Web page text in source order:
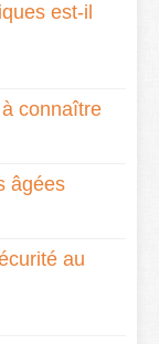
est-il
connaître
âgées
au